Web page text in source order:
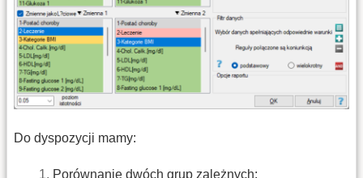
Do dyspozycji mamy:
Porównanie dwóch grup zależnych: